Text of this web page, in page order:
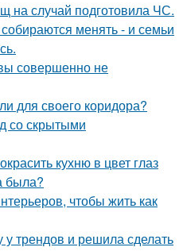
на случай подготовила ЧС.
менять - и семьи
совершенно не
для своего коридора?
со скрытыми
кухню в цвет глаз
была?
чтобы жить как
трендов и решила сделать